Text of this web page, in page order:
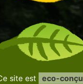
site est eco-conçu